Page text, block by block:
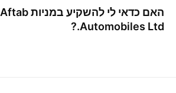
האם כדאי לי להשקיע במניותAftab
Automobiles Ltd.
?